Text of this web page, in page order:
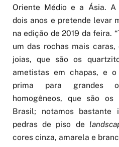
Oriente Médio e a Ásia. A
dois anos e pretende levar
na edição de 2019 da feira.
um das rochas mais caras,
joias, que são os
ametistas em chapas, e
prima para grandes
homogêneos, que são
Brasil; notamos bastante
pedras de piso de
cores cinza, amarela e